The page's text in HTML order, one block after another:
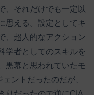
、それだけでも一定以
思える。設定としてキ
、超人的なアクション
学者としてのスキルを
黒幕と思われていたモ
ントだったのだが、